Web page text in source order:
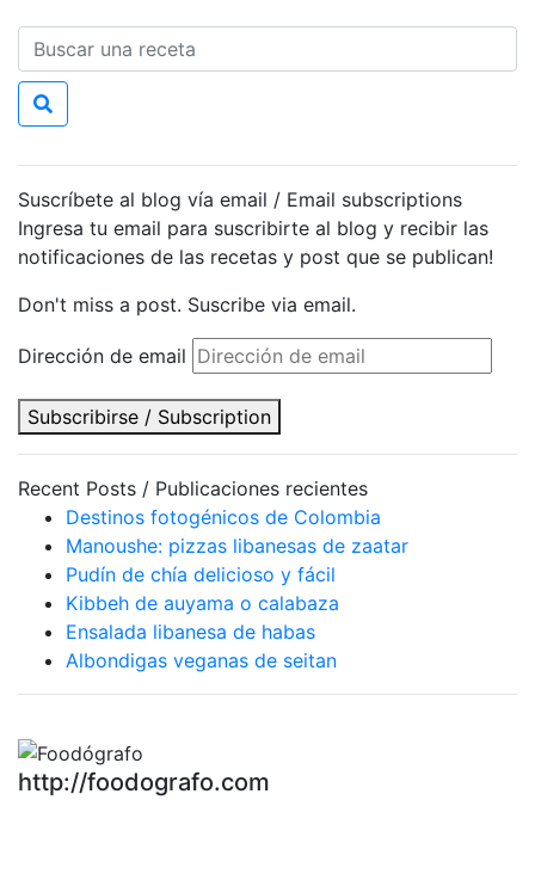
Suscríbete al blog vía email / Email subscriptions
Ingresa tu email para suscribirte al blog y recibir las
notificaciones de las recetas y post que se publican!
Don't miss a post. Suscribe via email.
Dirección de email
Subscribirse / Subscription
Recent Posts / Publicaciones recientes
Destinos fotogénicos de Colombia
Manoushe: pizzas libanesas de zaatar
Pudín de chía delicioso y fácil
Kibbeh de auyama o calabaza
Ensalada libanesa de habas
Albondigas veganas de seitan
http://foodografo.com